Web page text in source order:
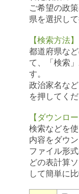
ご希望の政
県を選択し
【検索方法】
都道府県な
て、「検索
す。
政治家名な
を押してくだ
【ダウンロー
検索などを
内容をダウ
ファイル形
どの表計算
して簡単に